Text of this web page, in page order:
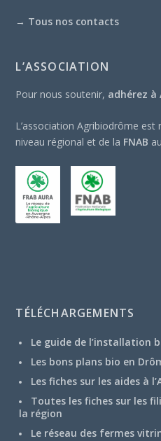
→ Tous nos contacts
L’ASSOCIATION
Pour nous soutenir, adhérez à
L’association Agribiodrôme est
niveau régional et de la FNAB
TÉLÉCHARGEMENTS
Le guide de l’installation
Les bons plans bio en
Les fiches sur les aides à
Toutes les fiches sur les
la région
Le réseau des fermes